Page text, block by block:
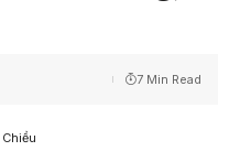
7 Min Read